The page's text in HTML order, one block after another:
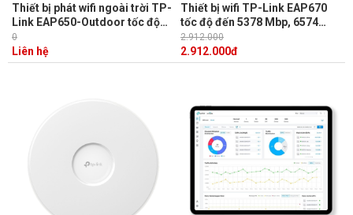
Thiết bị phát wifi ngoài trời TP-
Link EAP650-Outdoor tốc độ
băng tần kép lên đến 3 Gbps
0
Liên hệ
Thiết bị wifi TP-Link EAP670
tốc độ đến 5378 Mbp, 6574
Mbps trên 2,4 GHz và 4804
Mbps trên 5 GHz
2.912.000
2.912.000đ